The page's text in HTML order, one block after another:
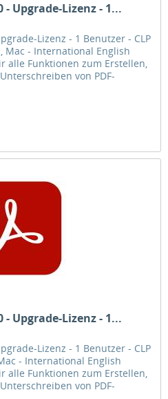
Upgrade-Lizenz - 1...
Lizenz - 1 Benutzer - CLP
Mac - International English
alle Funktionen zum Erstellen,
von PDF-
Upgrade-Lizenz - 1...
Lizenz - 1 Benutzer - CLP
- International English
alle Funktionen zum Erstellen,
von PDF-